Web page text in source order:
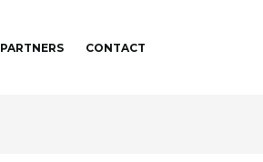
PARTNERS CONTACT